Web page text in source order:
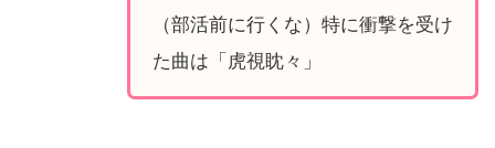
（部活前に行くな）特に衝撃を受け
た曲は「虎視眈々」